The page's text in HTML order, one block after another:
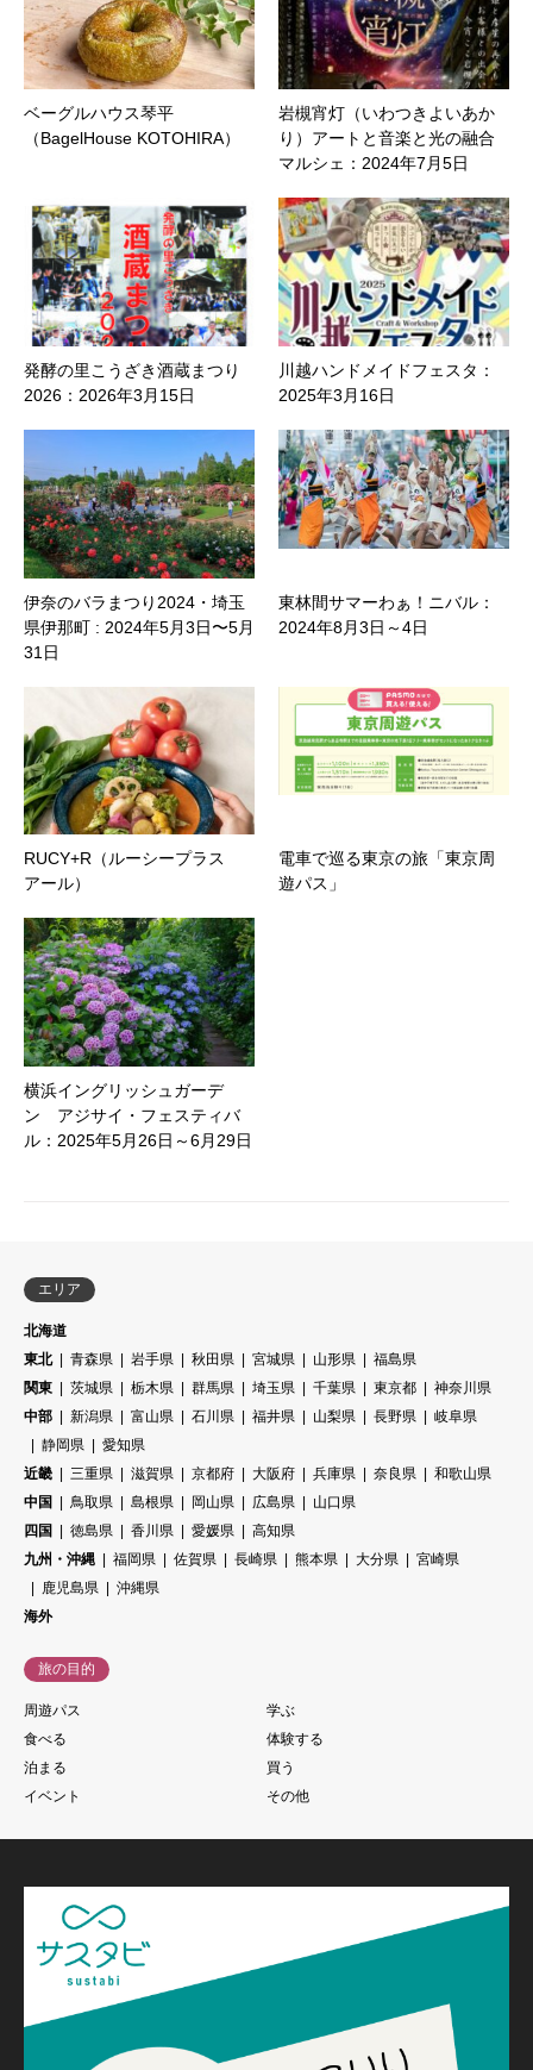
ベーグルハウス琴平
（BagelHouse KOTOHIRA）
岩槻宵灯（いわつきよいあか
り）アートと音楽と光の融合
マルシェ：2024年7月5日
発酵の里こうざき酒蔵まつり
2026：2026年3月15日
川越ハンドメイドフェスタ：
2025年3月16日
伊奈のバラまつり2024・埼玉
県伊那町 : 2024年5月3日〜5月
31日
東林間サマーわぁ！ニバル：
2024年8月3日～4日
RUCY+R（ルーシープラス
アール）
電車で巡る東京の旅「東京周
遊パス」
横浜イングリッシュガーデ
ン アジサイ・フェスティバ
ル：2025年5月26日～6月29日
エリア
北海道
東北
青森県 岩手県 秋田県 宮城県 山形県
福島県
関東
茨城県 栃木県 群馬県 埼玉県 千葉県 東京都
神奈川県
中部
新潟県 富山県 石川県 福井県 山梨県 長野県
岐阜県
静岡県
愛知県
近畿
三重県 滋賀県 京都府 大阪府 兵庫県 奈良県
和歌山県
中国
鳥取県 島根県 岡山県 広島県
山口県
四国
徳島県 香川県 愛媛県
高知県
九州・沖縄
福岡県 佐賀県 長崎県 熊本県 大分県
宮崎県
鹿児島県
沖縄県
海外
旅の目的
周遊パス
学ぶ
食べる
体験する
泊まる
買う
イベント
その他